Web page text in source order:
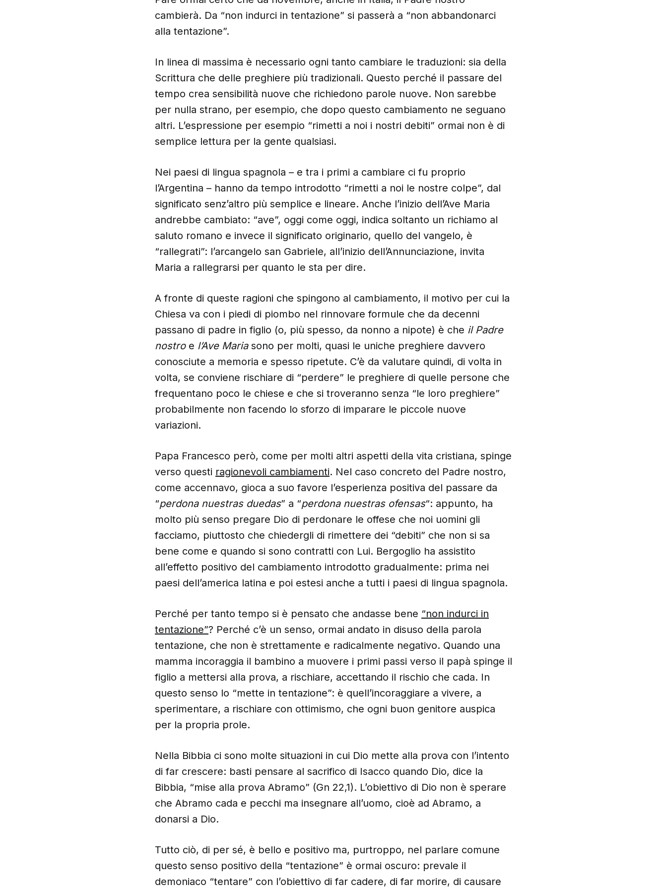
cambierà. Da “non indurci in tentazione” si passerà a “non abbandonarci
alla tentazione”.
In linea di massima è necessario ogni tanto cambiare le traduzioni: sia della
Scrittura che delle preghiere più tradizionali. Questo perché il passare del
tempo crea sensibilità nuove che richiedono parole nuove. Non sarebbe
per nulla strano, per esempio, che dopo questo cambiamento ne seguano
altri. L’espressione per esempio “rimetti a noi i nostri debiti” ormai non è di
semplice lettura per la gente qualsiasi.
Nei paesi di lingua spagnola – e tra i primi a cambiare ci fu proprio
l’Argentina – hanno da tempo introdotto “rimetti a noi le nostre colpe”, dal
significato senz’altro più semplice e lineare. Anche l’inizio dell’Ave Maria
andrebbe cambiato: “ave”, oggi come oggi, indica soltanto un richiamo al
saluto romano e invece il significato originario, quello del vangelo, è
“rallegrati”: l’arcangelo san Gabriele, all’inizio dell’Annunciazione, invita
Maria a rallegrarsi per quanto le sta per dire.
A fronte di queste ragioni che spingono al cambiamento, il motivo per cui la
Chiesa va con i piedi di piombo nel rinnovare formule che da decenni
passano di padre in figlio (o, più spesso, da nonno a nipote) è che ilPadre
nostroe l’Ave Maria sono per molti, quasi le uniche preghiere davvero
conosciute a memoria e spesso ripetute. C’è da valutare quindi, di volta in
volta, se conviene rischiare di “perdere” le preghiere di quelle persone che
frequentano poco le chiese e che si troveranno senza “le loro preghiere”
probabilmente non facendo lo sforzo di imparare le piccole nuove
variazioni.
Papa Francesco però, come per molti altri aspetti della vita cristiana, spinge
verso questi ragionevoli cambiamenti. Nel caso concreto del Padre nostro,
come accennavo, gioca a suo favore l’esperienza positiva del passare da
“perdona nuestras duedas” a “perdona nuestras ofensas“: appunto, ha
molto più senso pregare Dio di perdonare le offese che noi uomini gli
facciamo, piuttosto che chiedergli di rimettere dei “debiti” che non si sa
bene come e quando si sono contratti con Lui. Bergoglio ha assistito
all’effetto positivo del cambiamento introdotto gradualmente: prima nei
paesi dell’america latina e poi estesi anche a tutti i paesi di lingua spagnola.
Perché per tanto tempo si è pensato che andasse bene “non indurci in
tentazione”? Perché c’è un senso, ormai andato in disuso della parola
tentazione, che non è strettamente e radicalmente negativo. Quando una
mamma incoraggia il bambino a muovere i primi passi verso il papà spinge il
figlio a mettersi alla prova, a rischiare, accettando il rischio che cada. In
questo senso lo “mette in tentazione”: è quell’incoraggiare a vivere, a
sperimentare, a rischiare con ottimismo, che ogni buon genitore auspica
per la propria prole.
Nella Bibbia ci sono molte situazioni in cui Dio mette alla prova con l’intento
di far crescere: basti pensare al sacrifico di Isacco quando Dio, dice la
Bibbia, “mise alla prova Abramo” (Gn 22,1). L’obiettivo di Dio non è sperare
che Abramo cada e pecchi ma insegnare all’uomo, cioè ad Abramo, a
donarsi a Dio.
Tutto ciò, di per sé, è bello e positivo ma, purtroppo, nel parlare comune
questo senso positivo della “tentazione” è ormai oscuro: prevale il
demoniaco “tentare” con l’obiettivo di far cadere, di far morire, di causare